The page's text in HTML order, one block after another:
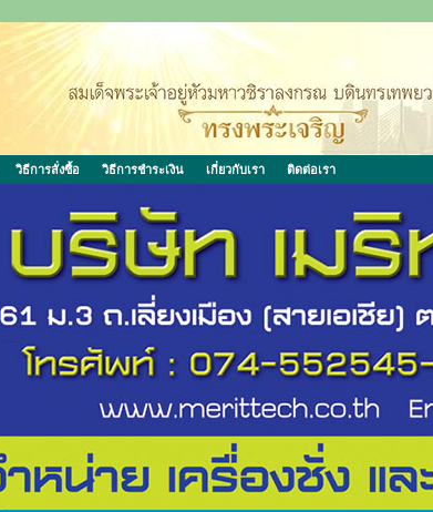
วิธีการสั่งซื้อ วิธีการชำระเงิน เกี่ยวกับเรา ติดต่อเรา